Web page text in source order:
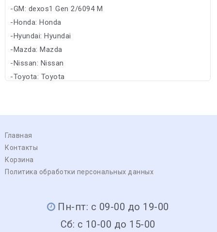
-GM: dexos1 Gen 2/6094 M
-Honda: Honda
-Hyundai: Hyundai
-Mazda: Mazda
-Nissan: Nissan
-Toyota: Toyota
Главная
Контакты
Корзина
Политика обработки персональных данных
Пн-пт: с 09-00 до 19-00
Сб: с 10-00 до 15-00